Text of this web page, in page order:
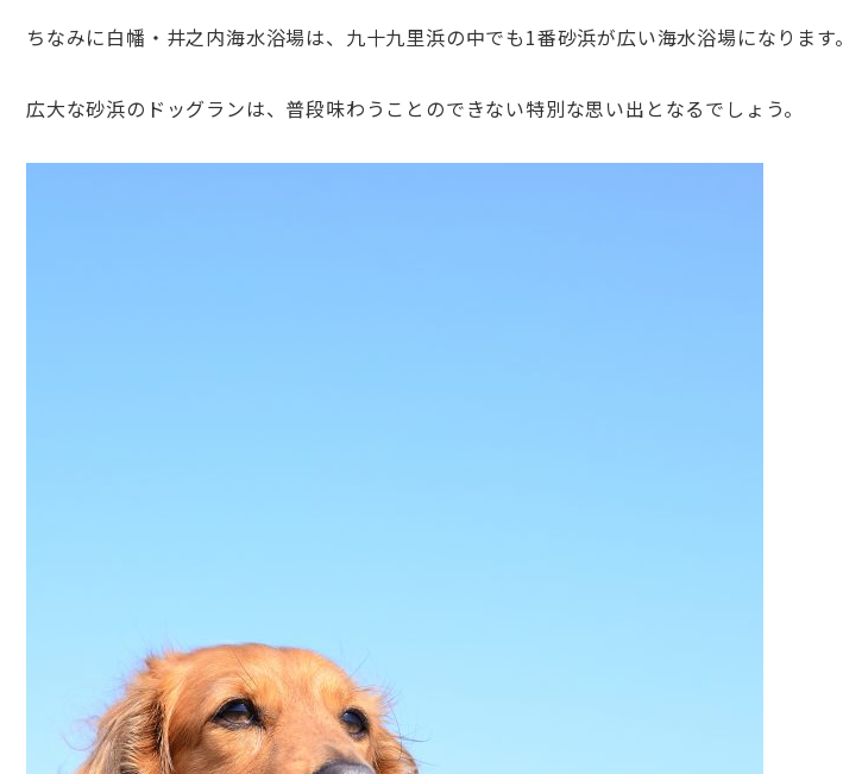
ちなみに白幡・井之内海水浴場は、九十九里浜の中でも1番砂浜が広い海水浴場になります。
広大な砂浜のドッグランは、普段味わうことのできない特別な思い出となるでしょう。